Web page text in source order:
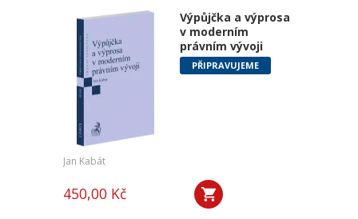
Výpůjčka a výprosa
v moderním
právním vývoji
PŘIPRAVUJEME
Jan Kabát
450,00 Kč